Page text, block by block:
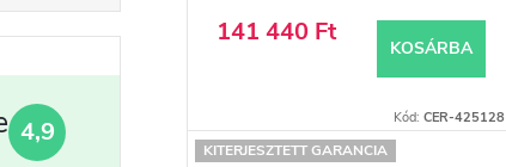
4,9
141 440 Ft
KOSÁRBA
Kód:CER-425128
KITERJESZTETT GARANCIA